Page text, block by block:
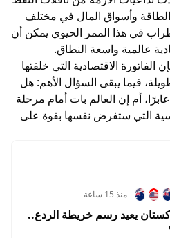
وأسواق المال في مختلف
في هذا الممر الحيوي يمكن أن
عالمية واسعة النطاق.
الفاتورة الاقتصادية التي خلفتها
فيما يبقى السؤال الأهم: هل
أم إن العالم بات أمام مرحلة
التي ستفرض نفسها بقوة على
منذ 15 ساعة
يعيد رسم خريطة الردع..